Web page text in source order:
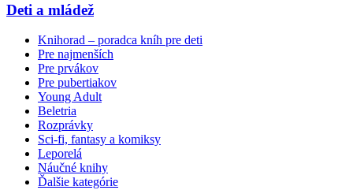
Deti a mládež
Knihorad – poradca kníh pre deti
Pre najmenších
Pre prvákov
Pre pubertiakov
Young Adult
Beletria
Rozprávky
Sci-fi, fantasy a komiksy
Leporelá
Náučné knihy
Ďalšie kategórie